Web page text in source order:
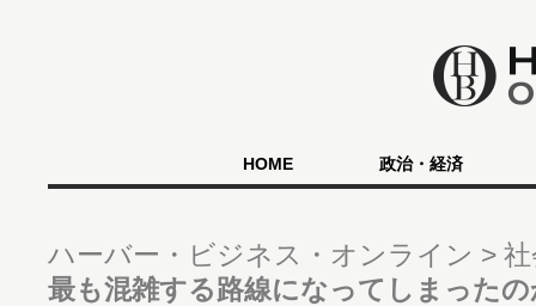
HOME 政治・経済
ハーバー・ビジネス・オンライン
最も混雑する路線になってしまった